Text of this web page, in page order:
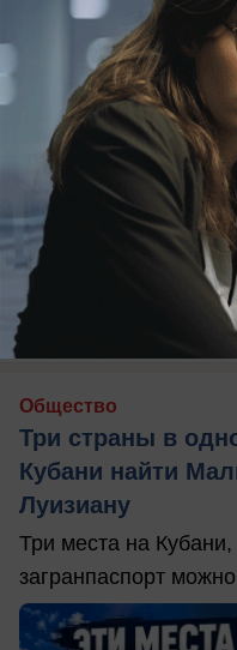
вчера в 20:07
Общество
Три страны в
Кубани найти
Луизиану
Три места на
загранпаспорт